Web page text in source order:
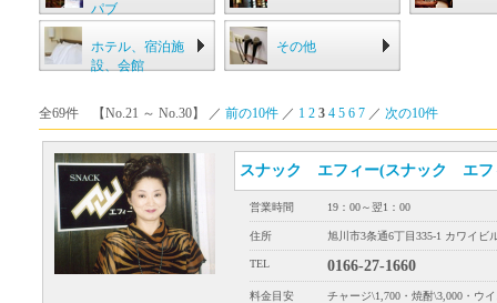
パブ
ホテル、宿泊施
設、会館
その他
全69件 【No.21 ～ No.30】 ／ 前の10件 ／ 1 2 3 4 5 6 7 ／ 次の10件
スナック エフィー(スナック エフ
営業時間 19：00～翌1：00
住所 旭川市3条通6丁目335-1 カワイビ
TEL 0166-27-1660
料金目安 チャージ\1,700・焼酎\3,000・ウ